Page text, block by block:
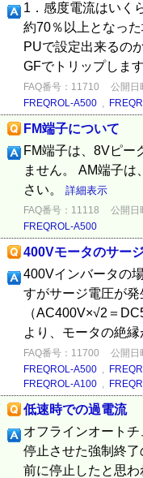
1．感度電流はい
約70％以上となっ
PUで設定出来る
GFでトリップし
FAQ番号：11710
公開日
FREQROL-A500 ,
FM端子について
FM端子は、8Vピー
ません。 AM端子
さい。 詳細表示
FAQ番号：11118
公開日
FREQROL-A500
400Vモータのサー
400Vインバータの
すがサージ電圧が
（AC400V×√2＝
より、モータの絶
FAQ番号：11700
公開日
FREQROL-A500 ,
FREQROL-A100 ,
低速時での過電流
オフラインオート
停止させた強制終
前に停止したと思